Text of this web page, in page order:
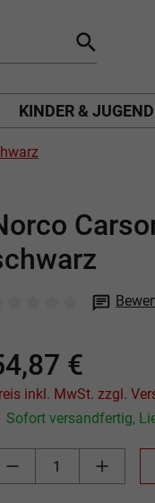
KINDER &
€
Preis inkl.
Sofort versandfertig,